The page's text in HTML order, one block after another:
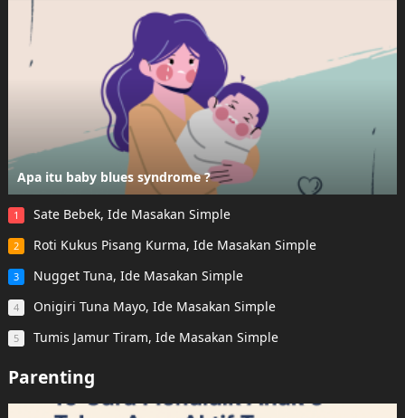
Apa itu baby blues syndrome ?
1 Sate Bebek, Ide Masakan Simple
2 Roti Kukus Pisang Kurma, Ide Masakan Simple
3 Nugget Tuna, Ide Masakan Simple
4 Onigiri Tuna Mayo, Ide Masakan Simple
5 Tumis Jamur Tiram, Ide Masakan Simple
Parenting